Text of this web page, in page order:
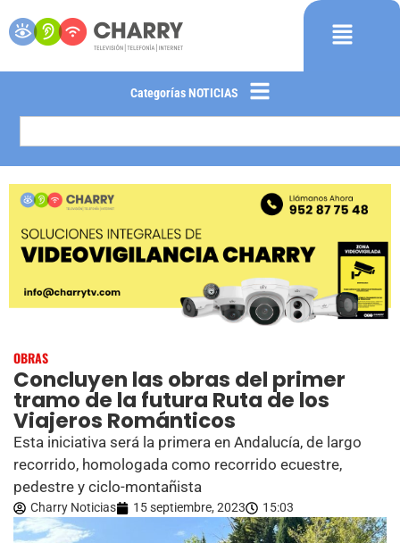
Categorías NOTICIAS
OBRAS
Concluyen las obras del primer
tramo de la futura Ruta de los
Viajeros Románticos
Esta iniciativa será la primera en Andalucía, de largo
recorrido, homologada como recorrido ecuestre,
pedestre y ciclo-montañista
Charry Noticias 15 septiembre, 2023 15:03